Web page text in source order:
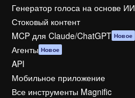
Генератор голоса на основе ИИ
Стоковый контент
MCP для Claude/ChatGPT Новое
Агенты Новое
API
Мобильное приложение
Все инструменты Magnific